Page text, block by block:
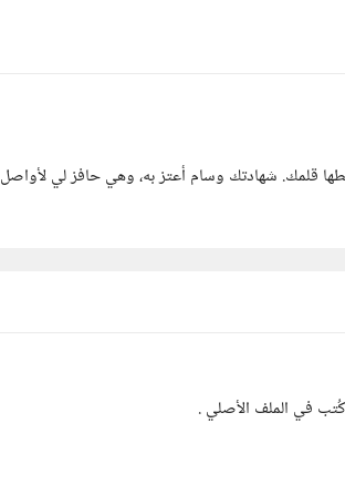
قلمك. شهادتك وسام أعتز به، وهي حافز لي لأواصل
في الملف الأصلي .